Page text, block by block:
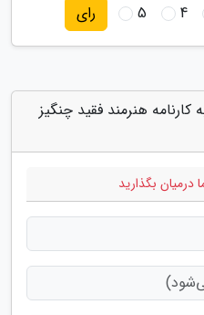
4
5 رای
هنرمند فقید چنگیز
درمیان بگذارید